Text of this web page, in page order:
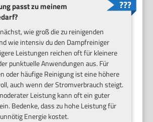
passt zu meinem
wie groß die zu reinigenden
wie intensiv du den Dampfreiniger
Leistungen reichen oft für kleinere
punktuelle Anwendungen aus. Für
oder häufige Reinigung ist eine höhere
auch wenn der Stromverbrauch steigt.
Leistung kann oft ein guter
Bedenke, dass zu hohe Leistung für
Energie kostet.